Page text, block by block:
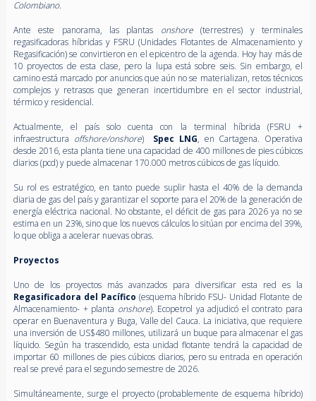
Colombiano.
Ante este panorama, las plantas onshore(terrestres) y terminales
regasificadoras híbridas y FSRU (Unidades Flotantes de Almacenamiento y
Regasificación) se convirtieron en el epicentro de la agenda. Hoy hay más de
10 proyectos de esta clase, pero la lupa está sobre seis. Sin embargo, el
camino está marcado por anuncios que aún no se materializan, retos técnicos
complejos y retrasos que generan incertidumbre en el sector industrial,
térmico y residencial.
Actualmente, el país solo cuenta con la terminal híbrida (FSRU +
infraestructura offshore/onshore) Spec LNG, en Cartagena. Operativa
desde 2016, esta planta tiene una capacidad de 400 millones de pies cúbicos
diarios (pcd) y puede almacenar 170.000 metros cúbicos de gas líquido.
Su rol es estratégico, en tanto puede suplir hasta el 40% de la demanda
diaria de gas del país y garantizar el soporte para el 20% de la generación de
energía eléctrica nacional. No obstante, el déficit de gas para 2026 ya no se
estima en un 23%, sino que los nuevos cálculos lo sitúan por encima del 39%,
lo que obliga a acelerar nuevas obras.
Proyectos
Uno de los proyectos más avanzados para diversificar esta red es la
Regasificadora del Pacífico (esquema híbrido FSU- Unidad Flotante de
Almacenamiento- + planta onshore). Ecopetrol ya adjudicó el contrato para
operar en Buenaventura y Buga, Valle del Cauca. La iniciativa, que requiere
una inversión de US$480 millones, utilizará un buque para almacenar el gas
líquido. Según ha trascendido, esta unidad flotante tendrá la capacidad de
importar 60 millones de pies cúbicos diarios, pero su entrada en operación
real se prevé para el segundo semestre de 2026.
Simultáneamente, surge el proyecto (probablemente de esquema híbrido)